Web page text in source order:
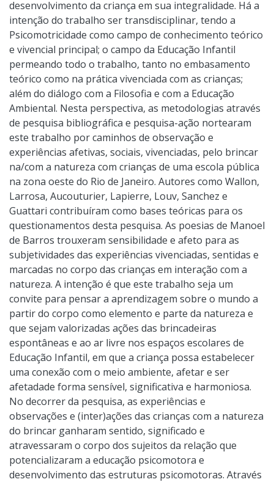
desenvolvimento da criança em sua integralidade. Há a
intenção do trabalho ser transdisciplinar, tendo a
Psicomotricidade como campo de conhecimento teórico
e vivencial principal; o campo da Educação Infantil
permeando todo o trabalho, tanto no embasamento
teórico como na prática vivenciada com as crianças;
além do diálogo com a Filosofia e com a Educação
Ambiental. Nesta perspectiva, as metodologias através
de pesquisa bibliográfica e pesquisa-ação nortearam
este trabalho por caminhos de observação e
experiências afetivas, sociais, vivenciadas, pelo brincar
na/com a natureza com crianças de uma escola pública
na zona oeste do Rio de Janeiro. Autores como Wallon,
Larrosa, Aucouturier, Lapierre, Louv, Sanchez e
Guattari contribuíram como bases teóricas para os
questionamentos desta pesquisa. As poesias de Manoel
de Barros trouxeram sensibilidade e afeto para as
subjetividades das experiências vivenciadas, sentidas e
marcadas no corpo das crianças em interação com a
natureza. A intenção é que este trabalho seja um
convite para pensar a aprendizagem sobre o mundo a
partir do corpo como elemento e parte da natureza e
que sejam valorizadas ações das brincadeiras
espontâneas e ao ar livre nos espaços escolares de
Educação Infantil, em que a criança possa estabelecer
uma conexão com o meio ambiente, afetar e ser
afetadade forma sensível, significativa e harmoniosa.
No decorrer da pesquisa, as experiências e
observações e (inter)ações das crianças com a natureza
do brincar ganharam sentido, significado e
atravessaram o corpo dos sujeitos da relação que
potencializaram a educação psicomotora e
desenvolvimento das estruturas psicomotoras. Através